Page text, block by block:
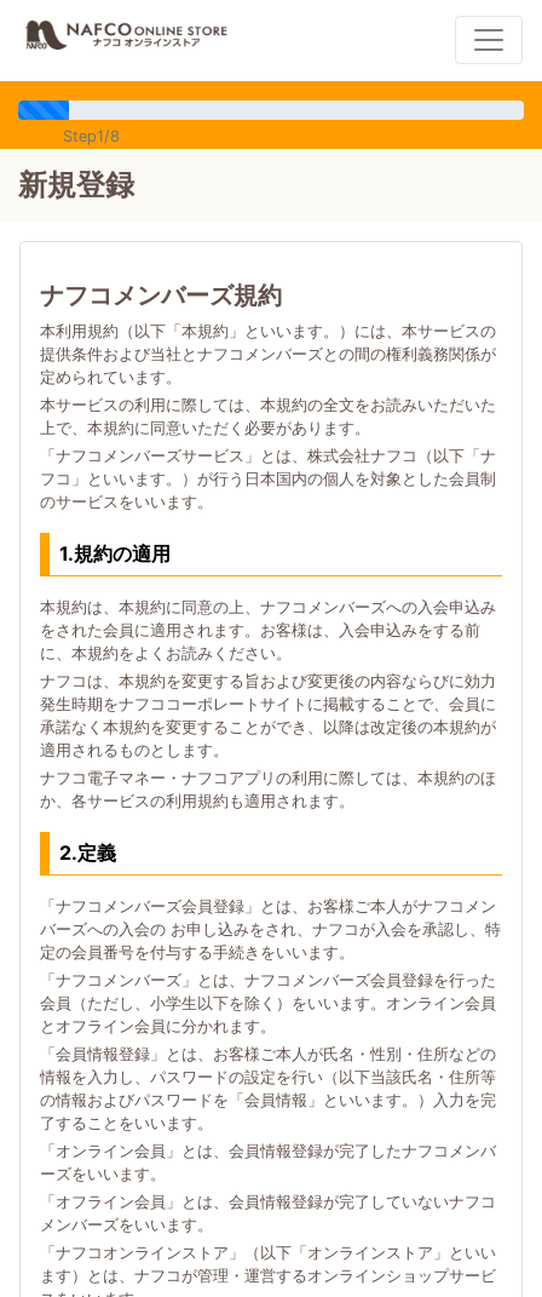
Step1/8
新規登録
ナフコメンバーズ規約
本利用規約（以下「本規約」といいます。）には、本サービスの
提供条件および当社とナフコメンバーズとの間の権利義務関係が
定められています。
本サービスの利用に際しては、本規約の全文をお読みいただいた
上で、本規約に同意いただく必要があります。
「ナフコメンバーズサービス」とは、株式会社ナフコ（以下「ナ
フコ」といいます。）が行う日本国内の個人を対象とした会員制
のサービスをいいます。
1.規約の適用
本規約は、本規約に同意の上、ナフコメンバーズへの入会申込み
をされた会員に適用されます。お客様は、入会申込みをする前
に、本規約をよくお読みください。
ナフコは、本規約を変更する旨および変更後の内容ならびに効力
発生時期をナフココーポレートサイトに掲載することで、会員に
承諾なく本規約を変更することができ、以降は改定後の本規約が
適用されるものとします。
ナフコ電子マネー・ナフコアプリの利用に際しては、本規約のほ
か、各サービスの利用規約も適用されます。
2.定義
「ナフコメンバーズ会員登録」とは、お客様ご本人がナフコメン
バーズへの入会の お申し込みをされ、ナフコが入会を承認し、特
定の会員番号を付与する手続きをいいます。
「ナフコメンバーズ」とは、ナフコメンバーズ会員登録を行った
会員（ただし、小学生以下を除く）をいいます。オンライン会員
とオフライン会員に分かれます。
「会員情報登録」とは、お客様ご本人が氏名・性別・住所などの
情報を入力し、パスワードの設定を行い（以下当該氏名・住所等
の情報およびパスワードを「会員情報」といいます。）入力を完
了することをいいます。
「オンライン会員」とは、会員情報登録が完了したナフコメンバ
ーズをいいます。
「オフライン会員」とは、会員情報登録が完了していないナフコ
メンバーズをいいます。
「ナフコオンラインストア」（以下「オンラインストア」といい
ます）とは、ナフコが管理・運営するオンラインショップサービ